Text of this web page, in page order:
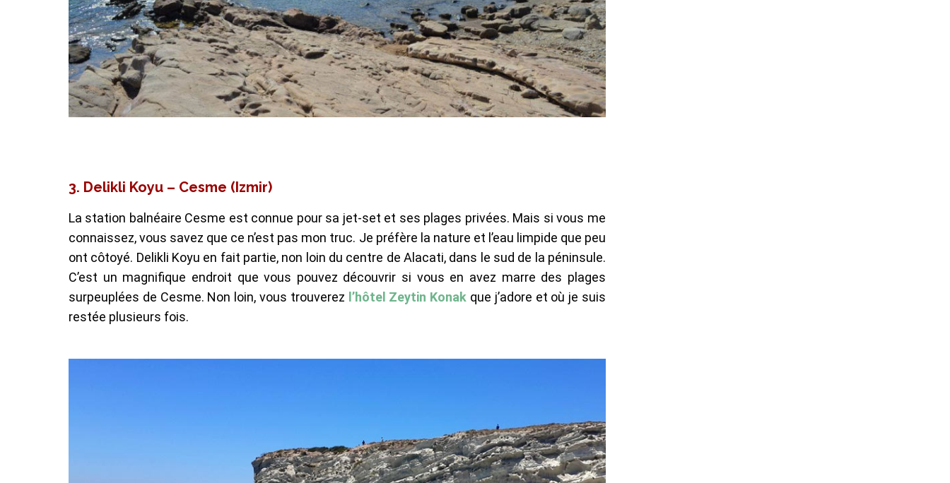
3. Delikli Koyu – Cesme (Izmir)
La station balnéaire Cesme est connue pour sa jet-set et ses plages privées. Mais si vous me
connaissez, vous savez que ce n’est pas mon truc. Je préfère la nature et l’eau limpide que peu
ont côtoyé. Delikli Koyu en fait partie, non loin du centre de Alacati, dans le sud de la péninsule.
C’est un magnifique endroit que vous pouvez découvrir si vous en avez marre des plages
surpeuplées de Cesme. Non loin, vous trouverez l’hôtel Zeytin Konak que j’adore et où je suis
restée plusieurs fois.